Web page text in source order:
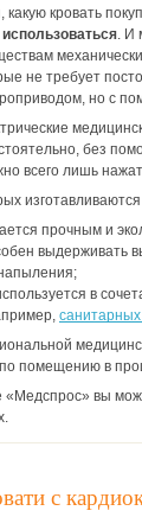
кровать
ся. И
не требует
но с
без
всего лишь
прочным и
выдерживать
в
помещению в
«Медспрос» вы
с